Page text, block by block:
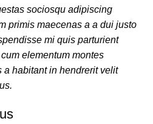
sociosqu adipiscing
primis maecenas a a dui justo
mi quis parturient
elementum montes
a habitant in hendrerit velit